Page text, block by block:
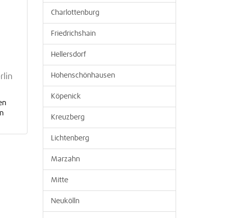
Charlottenburg
Friedrichshain
Hellersdorf
Hohenschönhausen
Köpenick
Kreuzberg
Lichtenberg
Marzahn
Mitte
Neukölln